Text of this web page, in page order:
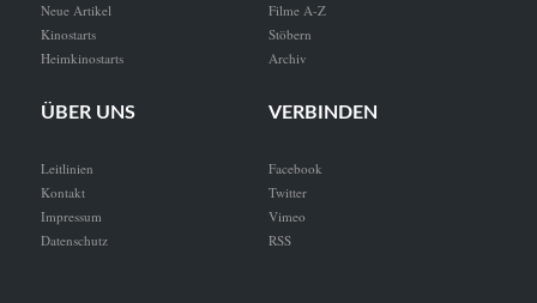
Neue Artikel
Kinostarts
Heimkinostarts
Filme A-Z
Stöbern
Archiv
ÜBER UNS
Leitlinien
Kontakt
Impressum
Datenschutz
VERBINDEN
Facebook
Twitter
Vimeo
RSS